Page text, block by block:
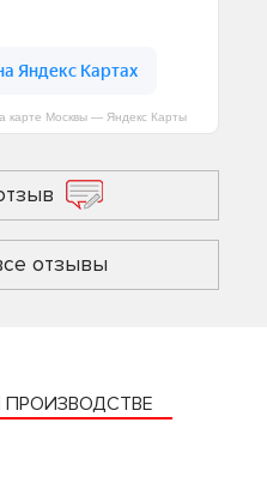
карте Москвы — Яндекс Карты
отзывы